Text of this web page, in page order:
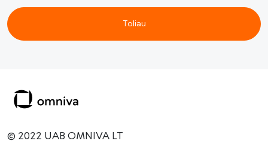
Toliau
© 2022 UAB OMNIVA LT